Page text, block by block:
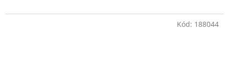
Kód: 188044